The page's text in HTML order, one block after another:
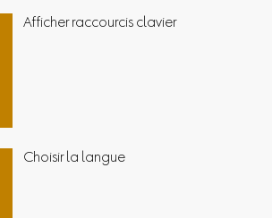
Afficher raccourcis clavier
Choisir la langue